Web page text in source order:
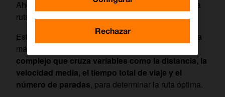
Ahora Google ha ido un paso más allá mostrando la
ruta de menor impacto ambiental.
Esta no tiene por qué ser la más corta, ni tampoco la
más rápida. En su lugar, se hace un
complejo que cruza variables como la distancia, la
velocidad media, el tiempo total de viaje y el
número de paradas, para determinar la ruta óptima.
Rechazar